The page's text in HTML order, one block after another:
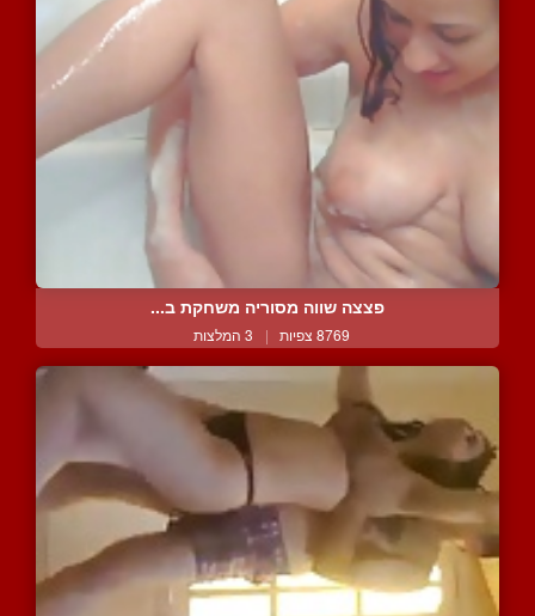
פצצה שווה מסוריה משחקת ב...
8769 צפיות | 3 המלצות